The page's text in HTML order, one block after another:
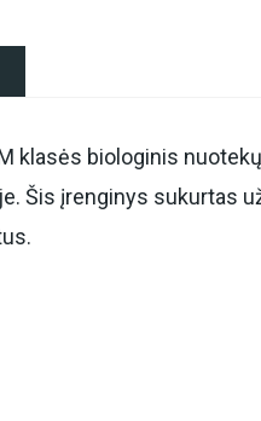
klasės biologinis
Šis įrenginys sukurtas